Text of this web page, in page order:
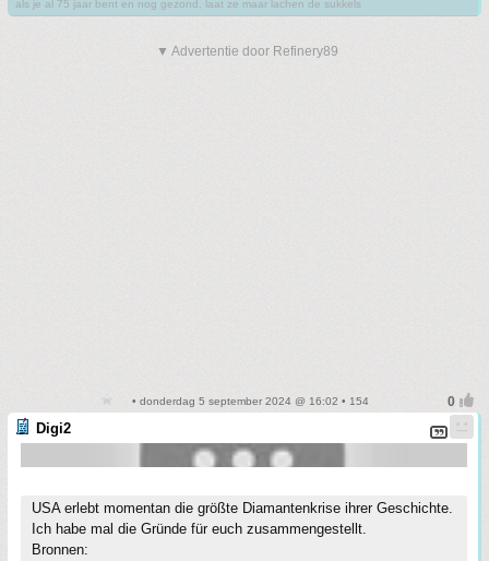
als je al 75 jaar bent en nog gezond, laat ze maar lachen de sukkels
▼ Advertentie door Refinery89
• donderdag 5 september 2024 @ 16:02 • 154
Digi2
USA erlebt momentan die größte Diamantenkrise ihrer Geschichte.
Ich habe mal die Gründe für euch zusammengestellt.
Bronnen: